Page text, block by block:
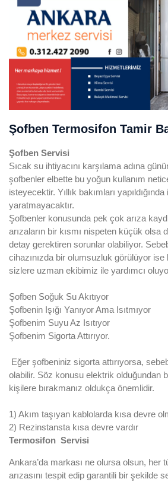
Şofben Termosifon Tamir
Şofben Servisi
Sıcak su ihtiyacını karşılama adına
şofbenler elbette bu yoğun kullanım
isteyecektir. Yıllık bakımları
yaratmayacaktır.
Şofbenler konusunda pek çok arıza
arızaların bir kısmı nispeten küçük olsa
detay gerektiren sorunlar olabiliyor.
cihazınızda bir olumsuzluk görülüyor
sizlere uzman ekibimiz ile yardımcı
Şofben Soğuk Su Akıtıyor
Şofbenin Işığı Yanıyor Ama Isıtmıyor
Şofbenim Suyu Az Isıtıyor
Şofbenim Sigorta Attırıyor.
Eğer şofbeniniz sigorta attırıyorsa,
olabilir. Söz konusu elektrik olduğundan
kişilere bırakmanız oldukça önemlidir.
1) Akım taşıyan kablolarda kısa devre
2) Rezinstansta kısa devre vardır
Termosifon Servisi
Ankara’da markası ne olursa olsun, her
arızasını tespit edip garantili bir şekilde